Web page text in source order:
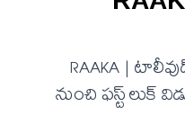
RAAKA |
నుంచి ఫస్ట్ లుక్